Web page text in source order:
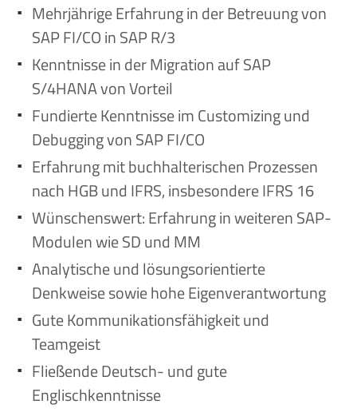
Mehrjährige Erfahrung in der Betreuung von
SAP FI/CO in SAP R/3
Kenntnisse in der Migration auf SAP
S/4HANA von Vorteil
Fundierte Kenntnisse im Customizing und
Debugging von SAP FI/CO
Erfahrung mit buchhalterischen Prozessen
nach HGB und IFRS, insbesondere IFRS 16
Wünschenswert: Erfahrung in weiteren SAP-
Modulen wie SD und MM
Analytische und lösungsorientierte
Denkweise sowie hohe Eigenverantwortung
Gute Kommunikationsfähigkeit und
Teamgeist
Fließende Deutsch- und gute
Englischkenntnisse